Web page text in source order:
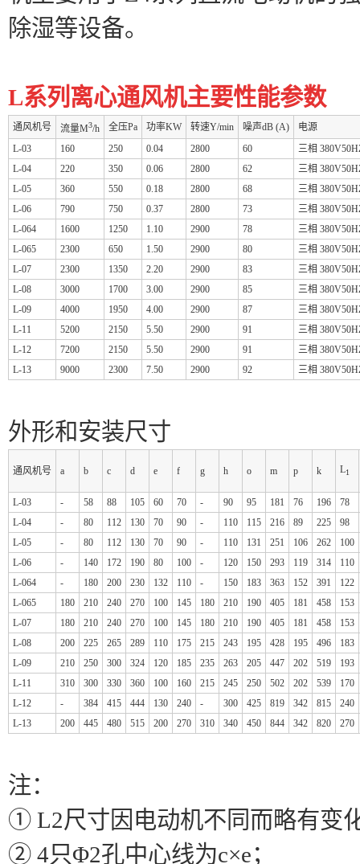
除湿等设备。
L系列离心通风机主要性能参数
通风机号 流量M3/h 全压Pa 功率KW 转速Y/min 噪声dB (A)
电源
L-03
160 250 0.04 2800 60
三相
L-04
220 350 0.06 2800 62
三相
L-05
360 550 0.18 2800 68
三相
L-06
790 750 0.37 2800 73
三相
L-064
1600 1250 1.10 2900 78
三相
L-065
2300 650 1.50 2900 80
三相
L-07
2300 1350 2.20 2900 83
三相
L-08
3000 1700 3.00 2900 85
三相
L-09
4000 1950 4.00 2900 87
三相
L-11
5200 2150 5.50 2900 91
三相
L-12
7200 2150 5.50 2900 91
三相
L-13
9000 2300 7.50 2900 92 三相
外形和安装尺寸
通风机号 a b c d e f g h o m p k L1
L-03 - 58 88 105 60 70 - 90 95 181 76 196
78
L-04
- 80 112 130 70 90 - 110 115 216 89 225
98
L-05
- 80 112 130 70 90 - 110 131 251 106 262
100
L-06
- 140 172 190 80 100 - 120 150 293 119 314
110
L-064
- 180 200 230 132 110 - 150 183 363 152 391
122
L-065
180 210 240 270 100 145 180 210 190 405 181 458
153
L-07
180 210 240 270 100 145 180 210 190 405 181 458
153
L-08
200 225 265 289 110 175 215 243 195 428 195 496
183
L-09
210 250 300 324 120 185 235 263 205 447 202 519
193
L-11
310 300 330 360 100 160 215 245 250 502 202 539
170
L-12
- 384 415 444 130 240 - 300 425 819 342 815
240
L-13
200 445 480 515 200 270 310 340 450 844 342 820 270
注：
① L2尺寸因电动机不同而略有变
② 4只Φ2孔中心线为c×e；